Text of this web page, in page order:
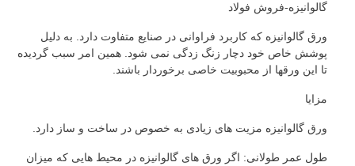
گالوانیزه-فروش فولاد
ورق گالوانیزه که کاربرد فراوانی در صنایع متفاوت دارد. به دلیل
پوشش خاص خود دچار زنگ زدگی نمی شود. همین امر سبب گردیده
تا این ورقها از محبوبیت خاصی برخوردار باشند.
مزایا
ورق گالوانیزه مزیت های زیادی به خصوص در ساخت و ساز دارد.
طول عمر طولانی: اگر ورق های گالوانیزه در محیط هایی که میزان